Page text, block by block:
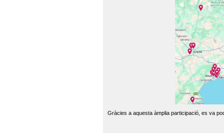
Gràcies a aquesta àmplia participació, es va